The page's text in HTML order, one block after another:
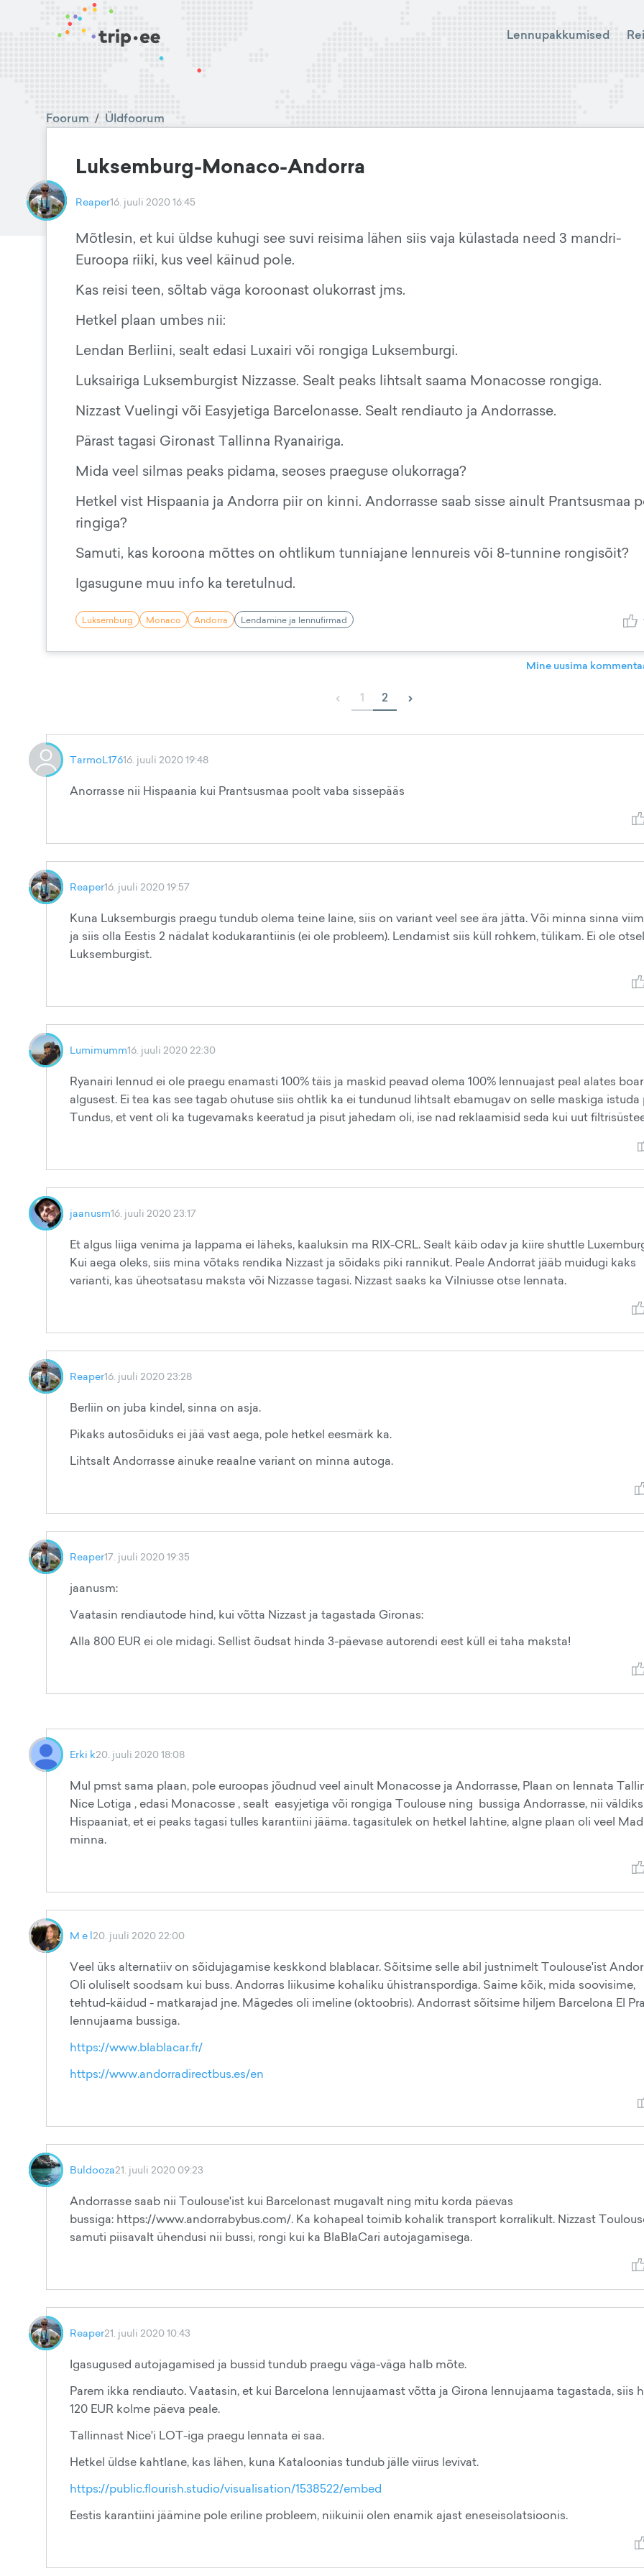
Lennupakkumised
Foorum / Üldfoorum
Luksemburg-Monaco-Andorra
Reaper16. juuli 2020 16:45
Mõtlesin, et kui üldse kuhugi see suvi reisima lähen siis vaja külastada need 3 mandri-
Euroopa riiki, kus veel käinud pole.
Kas reisi teen, sõltab väga koroonast olukorrast jms.
Hetkel plaan umbes nii:
Lendan Berliini, sealt edasi Luxairi või rongiga Luksemburgi.
Luksairiga Luksemburgist Nizzasse. Sealt peaks lihtsalt saama Monacosse rongiga.
Nizzast Vuelingi või Easyjetiga Barcelonasse. Sealt rendiauto ja Andorrasse.
Pärast tagasi Gironast Tallinna Ryanairiga.
Mida veel silmas peaks pidama, seoses praeguse olukorraga?
Hetkel vist Hispaania ja Andorra piir on kinni. Andorrasse saab sisse ainult Prantsusmaa
ringiga?
Samuti, kas koroona mõttes on ohtlikum tunniajane lennureis või 8-tunnine rongisõit?
Igasugune muu info ka teretulnud.
Luksemburg Monaco Andorra Lendamine ja lennufirmad
Mine uusima
‹ 1 2 ›
TarmoL17616. juuli 2020 19:48
Anorrasse nii Hispaania kui Prantsusmaa poolt vaba sissepääs
Reaper16. juuli 2020 19:57
Kuna Luksemburgis praegu tundub olema teine laine, siis on variant veel see ära jätta. Või minna sinna
ja siis olla Eestis 2 nädalat kodukarantiinis (ei ole probleem). Lendamist siis küll rohkem, tülikam. Ei ole
Luksemburgist.
Lumimumm16. juuli 2020 22:30
Ryanairi lennud ei ole praegu enamasti 100% täis ja maskid peavad olema 100% lennuajast peal alates
algusest. Ei tea kas see tagab ohutuse siis ohtlik ka ei tundunud lihtsalt ebamugav on selle maskiga istuda
Tundus, et vent oli ka tugevamaks keeratud ja pisut jahedam oli, ise nad reklaamisid seda kui uut
jaanusm16. juuli 2020 23:17
Et algus liiga venima ja lappama ei läheks, kaaluksin ma RIX-CRL. Sealt käib odav ja kiire shuttle
Kui aega oleks, siis mina võtaks rendika Nizzast ja sõidaks piki rannikut. Peale Andorrat jääb muidugi kaks
varianti, kas üheotsatasu maksta või Nizzasse tagasi. Nizzast saaks ka Vilniusse otse lennata.
Reaper16. juuli 2020 23:28
Berliin on juba kindel, sinna on asja.
Pikaks autosõiduks ei jää vast aega, pole hetkel eesmärk ka.
Lihtsalt Andorrasse ainuke reaalne variant on minna autoga.
Reaper17. juuli 2020 19:35
jaanusm:
Vaatasin rendiautode hind, kui võtta Nizzast ja tagastada Gironas:
Alla 800 EUR ei ole midagi. Sellist õudsat hinda 3-päevase autorendi eest küll ei taha maksta!
Erki k20. juuli 2020 18:08
Mul pmst sama plaan, pole euroopas jõudnud veel ainult Monacosse ja Andorrasse, Plaan on lennata
Nice Lotiga , edasi Monacosse , sealt easyjetiga või rongiga Toulouse ning bussiga Andorrasse, nii väldiks
Hispaaniat, et ei peaks tagasi tulles karantiini jääma. tagasitulek on hetkel lahtine, algne plaan oli veel
minna.
M e l20. juuli 2020 22:00
Veel üks alternatiiv on sõidujagamise keskkond blablacar. Sõitsime selle abil justnimelt Toulouse'ist
Oli oluliselt soodsam kui buss. Andorras liikusime kohaliku ühistranspordiga. Saime kõik, mida soovisime,
tehtud-käidud - matkarajad jne. Mägedes oli imeline (oktoobris). Andorrast sõitsime hiljem Barcelona El
lennujaama bussiga.
https://www.blablacar.fr/
https://www.andorradirectbus.es/en
Buldooza21. juuli 2020 09:23
Andorrasse saab nii Toulouse'ist kui Barcelonast mugavalt ning mitu korda päevas
bussiga: https://www.andorrabybus.com/. Ka kohapeal toimib kohalik transport korralikult. Nizzast
samuti piisavalt ühendusi nii bussi, rongi kui ka BlaBlaCari autojagamisega.
Reaper21. juuli 2020 10:43
Igasugused autojagamised ja bussid tundub praegu väga-väga halb mõte.
Parem ikka rendiauto. Vaatasin, et kui Barcelona lennujaamast võtta ja Girona lennujaama tagastada, siis
120 EUR kolme päeva peale.
Tallinnast Nice'i LOT-iga praegu lennata ei saa.
Hetkel üldse kahtlane, kas lähen, kuna Kataloonias tundub jälle viirus levivat.
https://public.flourish.studio/visualisation/1538522/embed
Eestis karantiini jäämine pole eriline probleem, niikuinii olen enamik ajast eneseisolatsioonis.